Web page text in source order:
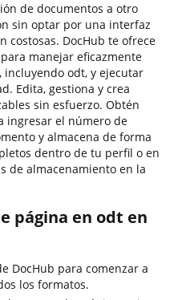
de documentos a otro
sin optar por una interfaz
costosas. DocHub te ofrece
manejar eficazmente
incluyendo odt, y ejecutar
Edita, gestiona y crea
sin esfuerzo. Obtén
ingresar el número de
y almacena de forma
dentro de tu perfil o en
de almacenamiento en la
página en odt en
DocHub para comenzar a
los formatos.